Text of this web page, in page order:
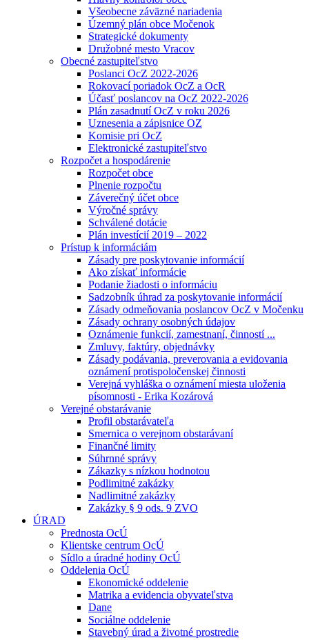
Všeobecne záväzné nariadenia
Územný plán obce Močenok
Strategické dokumenty
Družobné mesto Vracov
Obecné zastupiteľstvo
Poslanci OcZ 2022-2026
Rokovací poriadok OcZ a OcR
Účasť poslancov na OcZ 2022-2026
Plán zasadnutí OcZ v roku 2026
Uznesenia a zápisnice OZ
Komisie pri OcZ
Elektronické zastupiteľstvo
Rozpočet a hospodárenie
Rozpočet obce
Plnenie rozpočtu
Záverečný účet obce
Výročné správy
Schválené dotácie
Plán investícií 2019 – 2022
Prístup k informáciám
Zásady pre poskytovanie informácií
Ako získať informácie
Podanie žiadosti o informáciu
Sadzobník úhrad za poskytovanie informácií
Zásady odmeňovania poslancov OcZ v Močenku
Zásady ochrany osobných údajov
Oznámenie funkcií, zamestnaní, činností ...
Zmluvy, faktúry, objednávky
Zásady podávania, preverovania a evidovania
oznámení protispoločenskej činnosti
Verejná vyhláška o oznámení miesta uloženia
písomnosti - Erika Kozárová
Verejné obstarávanie
Profil obstarávateľa
Smernica o verejnom obstarávaní
Finančné limity
Súhrnné správy
Zákazky s nízkou hodnotou
Podlimitné zakázky
Nadlimitné zakázky
Zakázky § 9 ods. 9 ZVO
ÚRAD
Prednosta OcÚ
Klientske centrum OcÚ
Sídlo a úradné hodiny OcÚ
Oddelenia OcÚ
Ekonomické oddelenie
Matrika a evidencia obyvateľstva
Dane
Sociálne oddelenie
Stavebný úrad a životné prostredie